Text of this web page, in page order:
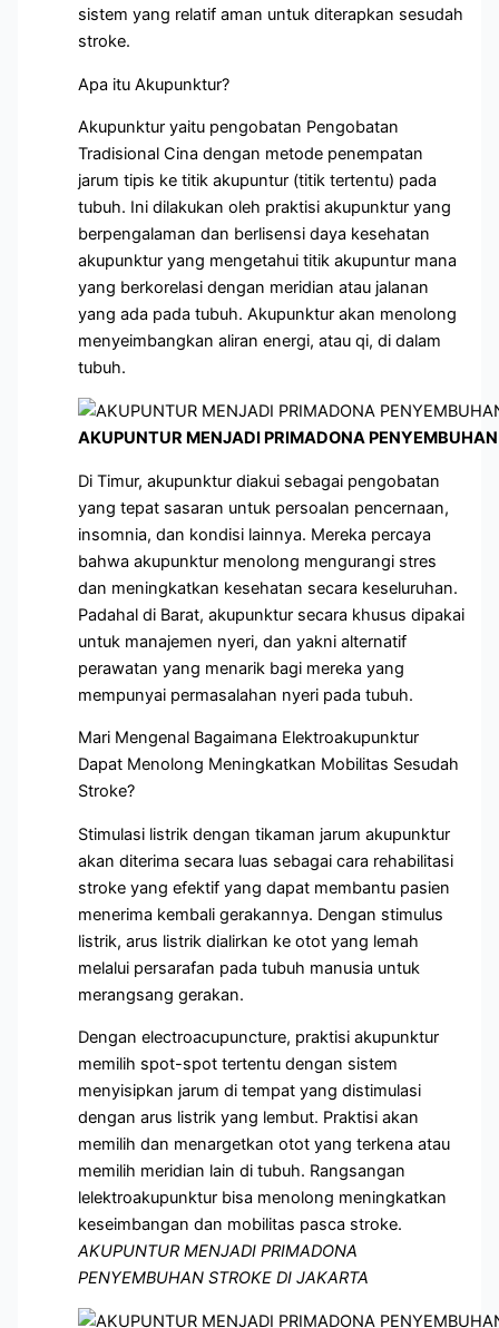
sistem yang relatif aman untuk diterapkan sesudah
stroke.
Apa itu Akupunktur?
Akupunktur yaitu pengobatan Pengobatan
Tradisional Cina dengan metode penempatan
jarum tipis ke titik akupuntur (titik tertentu) pada
tubuh. Ini dilakukan oleh praktisi akupunktur yang
berpengalaman dan berlisensi daya kesehatan
akupunktur yang mengetahui titik akupuntur mana
yang berkorelasi dengan meridian atau jalanan
yang ada pada tubuh. Akupunktur akan menolong
menyeimbangkan aliran energi, atau qi, di dalam
tubuh.
AKUPUNTUR MENJADI PRIMADONA
Di Timur, akupunktur diakui sebagai pengobatan
yang tepat sasaran untuk persoalan pencernaan,
insomnia, dan kondisi lainnya. Mereka percaya
bahwa akupunktur menolong mengurangi stres
dan meningkatkan kesehatan secara keseluruhan.
Padahal di Barat, akupunktur secara khusus dipakai
untuk manajemen nyeri, dan yakni alternatif
perawatan yang menarik bagi mereka yang
mempunyai permasalahan nyeri pada tubuh.
Mari Mengenal Bagaimana Elektroakupunktur
Dapat Menolong Meningkatkan Mobilitas Sesudah
Stroke?
Stimulasi listrik dengan tikaman jarum akupunktur
akan diterima secara luas sebagai cara rehabilitasi
stroke yang efektif yang dapat membantu pasien
menerima kembali gerakannya. Dengan stimulus
listrik, arus listrik dialirkan ke otot yang lemah
melalui persarafan pada tubuh manusia untuk
merangsang gerakan.
Dengan electroacupuncture, praktisi akupunktur
memilih spot-spot tertentu dengan sistem
menyisipkan jarum di tempat yang distimulasi
dengan arus listrik yang lembut. Praktisi akan
memilih dan menargetkan otot yang terkena atau
memilih meridian lain di tubuh. Rangsangan
lelektroakupunktur bisa menolong meningkatkan
keseimbangan dan mobilitas pasca stroke.
AKUPUNTUR MENJADI PRIMADONA
PENYEMBUHAN STROKE DI JAKARTA